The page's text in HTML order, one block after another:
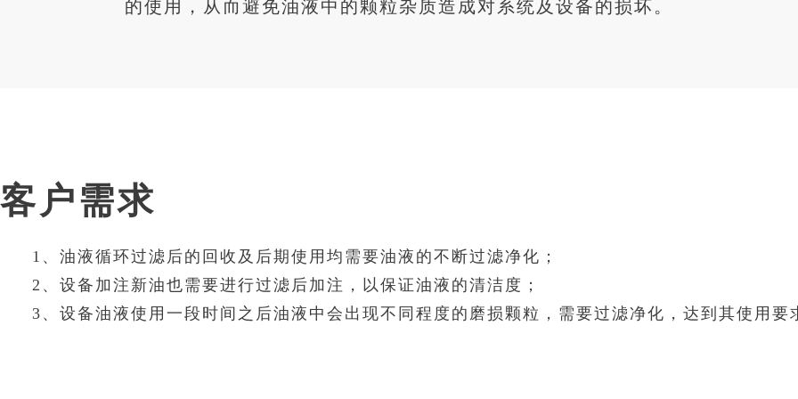
的使用，从而避免油液中的颗粒杂质造成对系统及设备的损坏。
客户需求
1、油液循环过滤后的回收及后期使用均需要油液的不断过滤净化；
2、设备加注新油也需要进行过滤后加注，以保证油液的清洁度；
3、设备油液使用一段时间之后油液中会出现不同程度的磨损颗粒，需要过滤净化，达到其使用要